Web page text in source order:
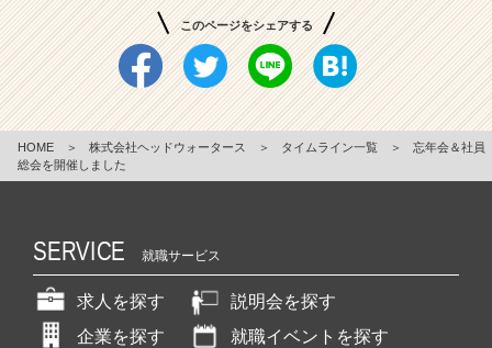
このページをシェアする
HOME ＞ 株式会社ヘッドウォータース ＞ タイムライン一覧 ＞
忘年会＆社員
総会を開催しました
SERVICE 就職サービス
求人を探す
説明会を探す
企業を探す
就職イベントを探す